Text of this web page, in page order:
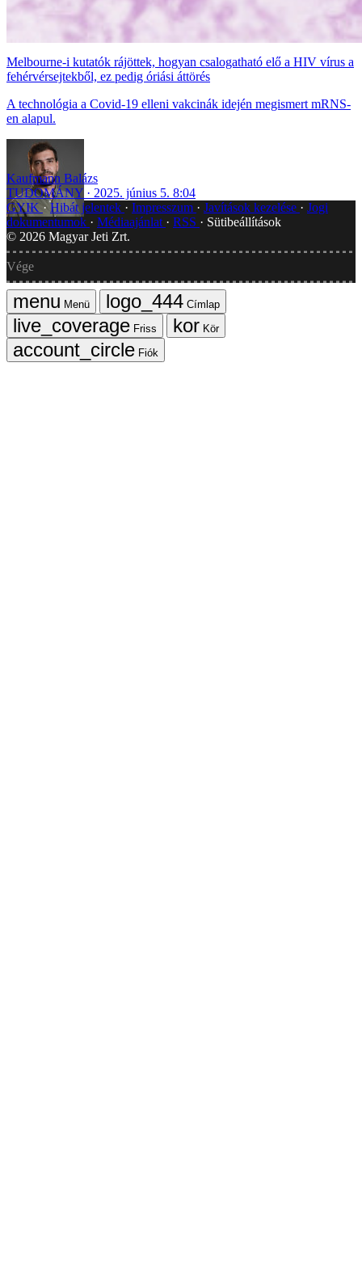
Melbourne-i kutatók rájöttek, hogyan csalogatható elő a HIV vírus a
fehérvérsejtekből, ez pedig óriási áttörés
A technológia a Covid-19 elleni vakcinák idején megismert mRNS-
en alapul.
Kaufmann Balázs
TUDOMÁNY
2025. június 5. 8:04
GYIK
Hibát jelentek Impresszum Javítások kezelése
Jogi
dokumentumok
Médiaajánlat RSS
Sütibeállítások
© 2026 Magyar Jeti Zrt.
Vége
Menü
Címlap
Friss
Kör
Fiók